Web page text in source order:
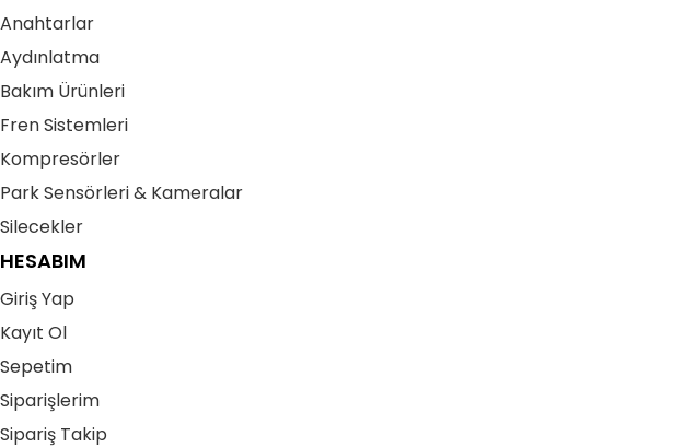
Anahtarlar
Aydınlatma
Bakım Ürünleri
Fren Sistemleri
Kompresörler
Park Sensörleri & Kameralar
Silecekler
HESABIM
Giriş Yap
Kayıt Ol
Sepetim
Siparişlerim
Sipariş Takip